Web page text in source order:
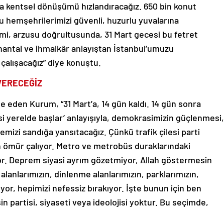
kentsel dönüşümü hızlandıracağız. 650 bin konut
hemşehrilerimizi güvenli, huzurlu yuvalarına
arzusu doğrultusunda, 31 Mart gecesi bu fetret
ve ihmalkâr anlayıştan İstanbul’umuzu
diye konuştu.
Kurum, “31 Mart’a, 14 gün kaldı. 14 gün sonra
yerelde başlar’ anlayışıyla, demokrasimizin güçlenmesi,
sandığa yansıtacağız. Çünkü trafik çilesi parti
ömür çalıyor. Metro ve metrobüs duraklarındaki
Deprem siyasi ayrım gözetmiyor, Allah göstermesin
dinlenme alanlarımızın, parklarımızın,
hepimizi nefessiz bırakıyor. İşte bunun için ben
partisi, siyaseti veya ideolojisi yoktur. Bu seçimde,